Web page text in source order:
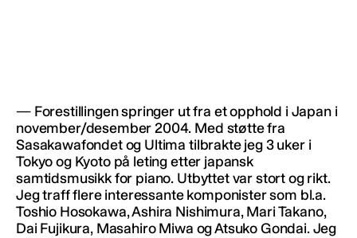
— Forestillingen springer ut fra et opphold i Japan i
november/desember 2004. Med støtte fra
Sasakawafondet og Ultima tilbrakte jeg 3 uker i
Tokyo og Kyoto på leting etter japansk
samtidsmusikk for piano. Utbyttet var stort og rikt.
Jeg traff flere interessante komponister som bl.a.
Toshio Hosokawa, Ashira Nishimura, Mari Takano,
Dai Fujikura, Masahiro Miwa og Atsuko Gondai. Jeg